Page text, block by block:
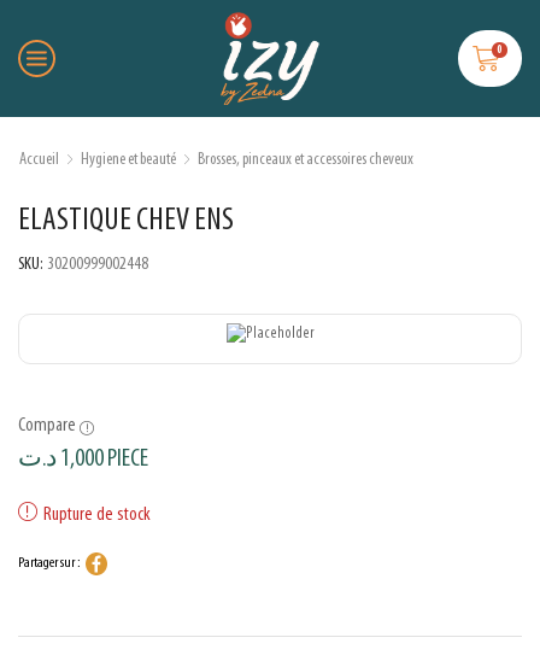
0
Accueil Hygiene et beauté Brosses, pinceaux et accessoires cheveux
ELASTIQUE CHEV ENS
SKU: 30200999002448
Compare
1,000د.ت PIECE
Rupture de stock
Partager sur :